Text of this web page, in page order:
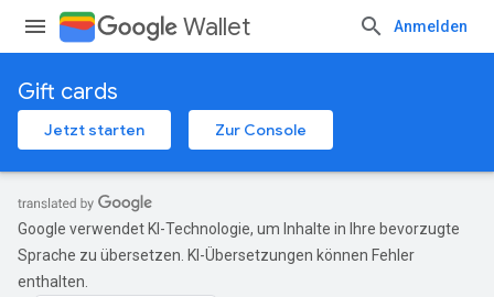
Wallet Anmelden
Gift cards
Jetzt starten Zur Console
Google verwendet KI-Technologie, um Inhalte in Ihre bevorzugte
Sprache zu übersetzen. KI-Übersetzungen können Fehler
enthalten.